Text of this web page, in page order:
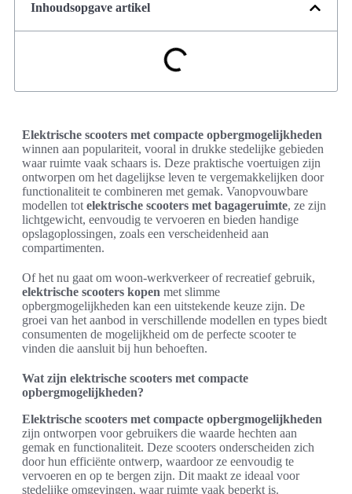
Inhoudsopgave artikel
Elektrische scooters met compacte opbergmogelijkheden
winnen aan populariteit, vooral in drukke stedelijke gebieden
waar ruimte vaak schaars is. Deze praktische voertuigen zijn
ontworpen om het dagelijkse leven te vergemakkelijken door
functionaliteit te combineren met gemak. Vanopvouwbare
modellen tot elektrische scooters met bagageruimte, ze zijn
lichtgewicht, eenvoudig te vervoeren en bieden handige
opslagoplossingen, zoals een verscheidenheid aan
compartimenten.
Of het nu gaat om woon-werkverkeer of recreatief gebruik,
elektrische scooters kopen met slimme
opbergmogelijkheden kan een uitstekende keuze zijn. De
groei van het aanbod in verschillende modellen en types biedt
consumenten de mogelijkheid om de perfecte scooter te
vinden die aansluit bij hun behoeften.
Wat zijn elektrische scooters met compacte
opbergmogelijkheden?
Elektrische scooters met compacte opbergmogelijkheden
zijn ontworpen voor gebruikers die waarde hechten aan
gemak en functionaliteit. Deze scooters onderscheiden zich
door hun efficiënte ontwerp, waardoor ze eenvoudig te
vervoeren en op te bergen zijn. Dit maakt ze ideaal voor
stedelijke omgevingen, waar ruimte vaak beperkt is.